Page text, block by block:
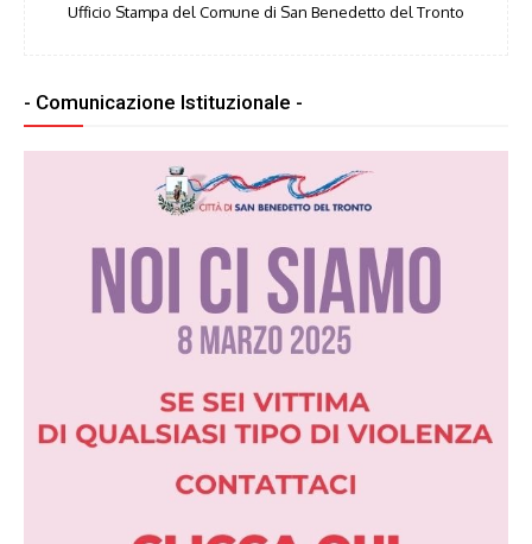
Ufficio Stampa del Comune di San Benedetto del Tronto
- Comunicazione Istituzionale -